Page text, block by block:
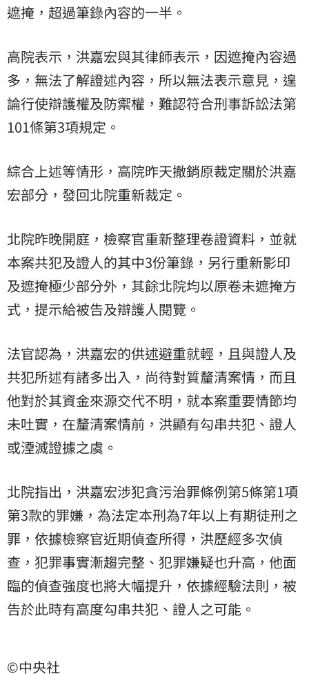
遮掩，超過筆錄內容的一半。
高院表示，洪嘉宏與其律師表示，因遮掩內容過
多，無法了解證述內容，所以無法表示意見，遑
論行使辯護權及防禦權，難認符合刑事訴訟法第
101條第3項規定。
綜合上述等情形，高院昨天撤銷原裁定關於洪嘉
宏部分，發回北院重新裁定。
北院昨晚開庭，檢察官重新整理卷證資料，並就
本案共犯及證人的其中3份筆錄，另行重新影印
及遮掩極少部分外，其餘北院均以原卷未遮掩方
式，提示給被告及辯護人閱覽。
法官認為，洪嘉宏的供述避重就輕，且與證人及
共犯所述有諸多出入，尚待對質釐清案情，而且
他對於其資金來源交代不明，就本案重要情節均
未吐實，在釐清案情前，洪顯有勾串共犯、證人
或湮滅證據之虞。
北院指出，洪嘉宏涉犯貪污治罪條例第5條第1項
第3款的罪嫌，為法定本刑為7年以上有期徒刑之
罪，依據檢察官近期偵查所得，洪歷經多次偵
查，犯罪事實漸趨完整、犯罪嫌疑也升高，他面
臨的偵查強度也將大幅提升，依據經驗法則，被
告於此時有高度勾串共犯、證人之可能。
©中央社